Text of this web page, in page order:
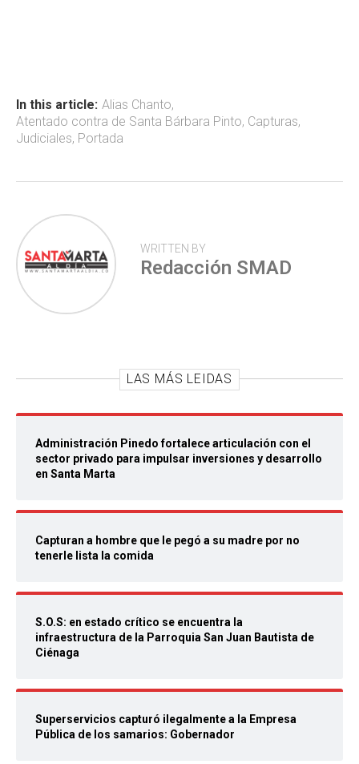
ok p
p
tir
In this article: Alias Chanto,
Atentado contra de Santa Bárbara Pinto, Capturas,
Judiciales, Portada
WRITTEN BY
Redacción SMAD
LAS MÁS LEIDAS
Administración Pinedo fortalece articulación con el
sector privado para impulsar inversiones y desarrollo
en Santa Marta
Capturan a hombre que le pegó a su madre por no
tenerle lista la comida
S.O.S: en estado crítico se encuentra la
infraestructura de la Parroquia San Juan Bautista de
Ciénaga
Superservicios capturó ilegalmente a la Empresa
Pública de los samarios: Gobernador